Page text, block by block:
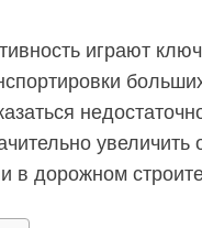
играют
в дорожном